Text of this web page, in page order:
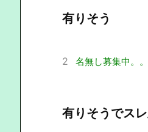
有りそう
2 名無し募集中。。
有りそうでス